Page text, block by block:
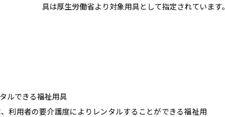
具は厚生労働省より対象用具として指定されています。
ルできる福祉用具
利用者の要介護度によりレンタルすることができる福祉用